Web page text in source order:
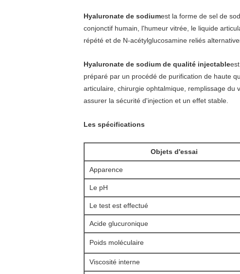
Hyaluronate de sodiumest la forme de sel de
conjonctif humain, l'humeur vitrée, le liquide
répété et de N-acétylglucosamine reliés
Hyaluronate de sodium de qualité injectable
préparé par un procédé de purification de haute
articulaire, chirurgie ophtalmique, remplissage
assurer la sécurité d'injection et un effet stable.
Les spécifications
Objets d'essai
Apparence
Le pH
Le test est effectué
Acide glucuronique
Poids moléculaire
Viscosité interne